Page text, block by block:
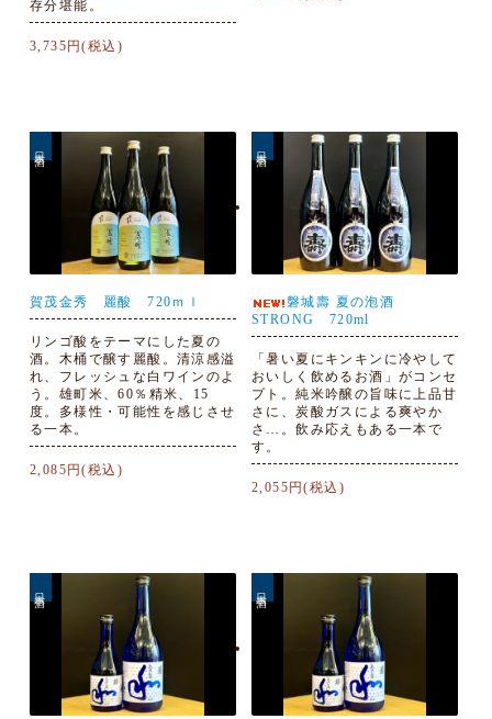
存分堪能。
3,735円(税込)
賀茂金秀 麗酸 720ｍｌ
リンゴ酸をテーマにした夏の
酒。木桶で醸す麗酸。清涼感溢
れ、フレッシュな白ワインのよ
う。雄町米、60％精米、15
度。多様性・可能性を感じさせ
る一本。
2,085円(税込)
磐城壽 夏の泡酒
STRONG 720ml
「暑い夏にキンキンに冷やして
おいしく飲めるお酒」がコンセ
プト。純米吟醸の旨味に上品甘
さに、炭酸ガスによる爽やか
さ…。飲み応えもある一本で
す。
2,055円(税込)